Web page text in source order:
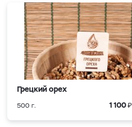
Грецкий орех
500 г. 1 100₽